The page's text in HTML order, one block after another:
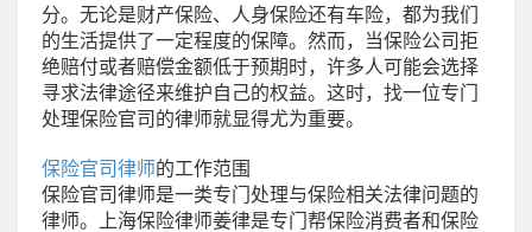
分。无论是财产保险、人身保险还有车险，都为我们
的生活提供了一定程度的保障。然而，当保险公司拒
绝赔付或者赔偿金额低于预期时，许多人可能会选择
寻求法律途径来维护自己的权益。这时，找一位专门
处理保险官司的律师就显得尤为重要。
保险官司律师的工作范围
保险官司律师是一类专门处理与保险相关法律问题的
律师。上海保险律师姜律是专门帮保险消费者和保险